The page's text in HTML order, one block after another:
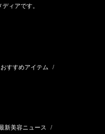
ィアです。
おすすめアイテム /
新美容ニュース /